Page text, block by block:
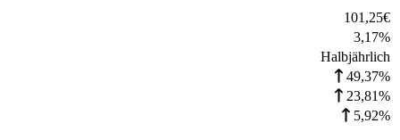
101,25€
3,17%
Halbjährlich
49,37%
23,81%
5,92%